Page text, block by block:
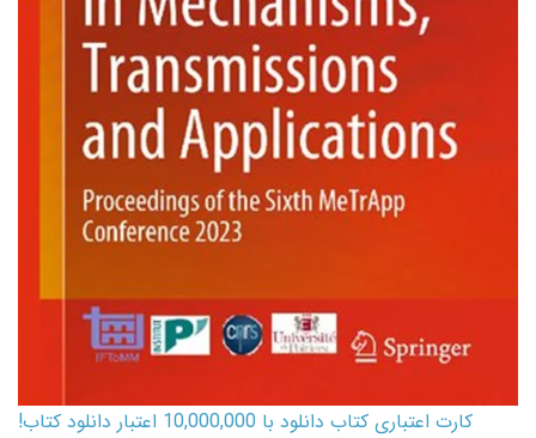
کارت اعتباری کتاب دانلود با 10,000,000 اعتبار دانلود کتاب!